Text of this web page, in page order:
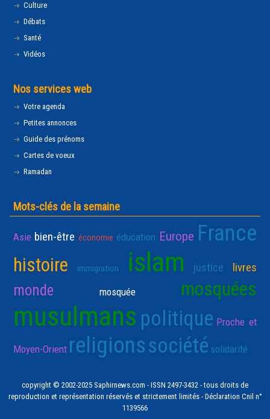
Culture
Débats
Santé
Vidéos
Nos services web
Votre agenda
Petites annonces
Guide des prénoms
Cartes de voeux
Ramadan
Mots-clés de la semaine
Asie bien-être économie éducation Europe France
histoire immigration islam justice livres
monde mosquée mosquées
musulmans politique Proche et
Moyen-Orient religionssociété solidarité
copyright © 2002-2025 Saphirnews.com - ISSN 2497-3432 - tous droits de
reproduction et représentation réservés et strictement limités - Déclaration Cnil n°
1139566